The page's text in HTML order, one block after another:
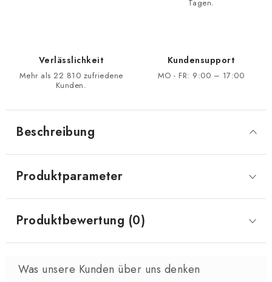
Tagen.
Verlässlichkeit
Mehr als 22 810 zufriedene
Kunden.
Kundensupport
MO - FR: 9:00 – 17:00
Beschreibung
Produktparameter
Produktbewertung (0)